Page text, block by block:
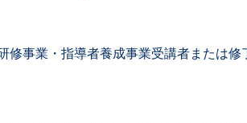
事業・指導者養成事業受講者または修